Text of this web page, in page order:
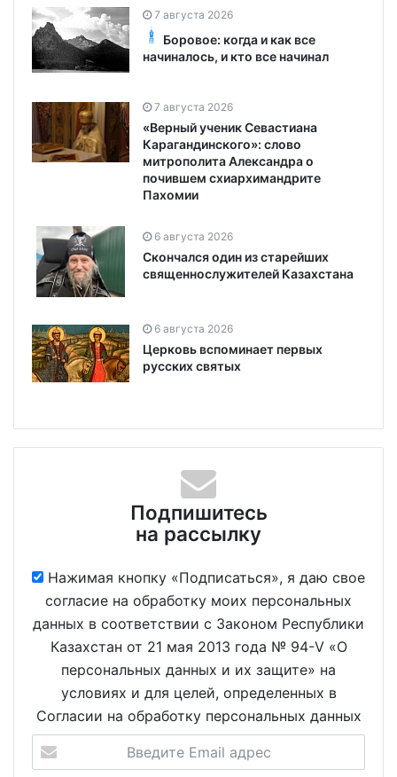
7 августа 2026
Боровое: когда и как все
начиналось, и кто все начинал
7 августа 2026
«Верный ученик Севастиана
Карагандинского»: слово
митрополита Александра о
почившем схиархимандрите
Пахомии
6 августа 2026
Скончался один из старейших
священнослужителей Казахстана
6 августа 2026
Церковь вспоминает первых
русских святых
Подпишитесь
на рассылку
Нажимая кнопку «Подписаться», я даю свое
согласие на обработку моих персональных
данных в соответствии с Законом Республики
Казахстан от 21 мая 2013 года № 94-V «О
персональных данных и их защите» на
условиях и для целей, определенных в
Согласии на обработку персональных данных